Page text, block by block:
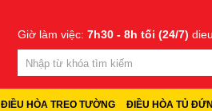
Giờ làm việc: 7h30 - 8h tối (24/7)
ĐIỀU HÒA TREO TƯỜNG ĐIỀU HÒA TỦ